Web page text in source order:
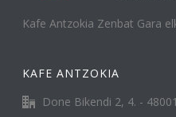
Kafe Antzokia Zenbat Gara
KAFE ANTZOKIA
Done Bikendi 2, 4. -